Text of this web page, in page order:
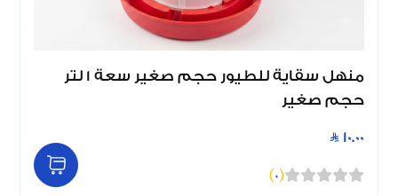
منهل سقاية للطيور حجم صغير سعة 1 لتر
حجم صغير
10.00
(
0
)